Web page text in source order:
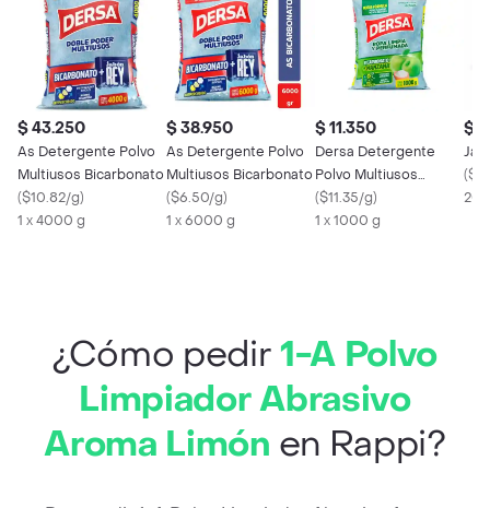
$ 43.250
As Detergente Polvo
Multiusos Bicarbonato
($10.82/g)
1 x 4000 g
$ 38.950
As Detergente Polvo
Multiusos Bicarbonato
($6.50/g)
1 x 6000 g
$ 11.350
Dersa Detergente
Polvo Multiusos
Bicarbonato Manzana
($11.35/g)
1 x 1000 g
$
(
¿Cómo pedir1-A Polvo
Limpiador Abrasivo
Aroma Limón en Rappi?